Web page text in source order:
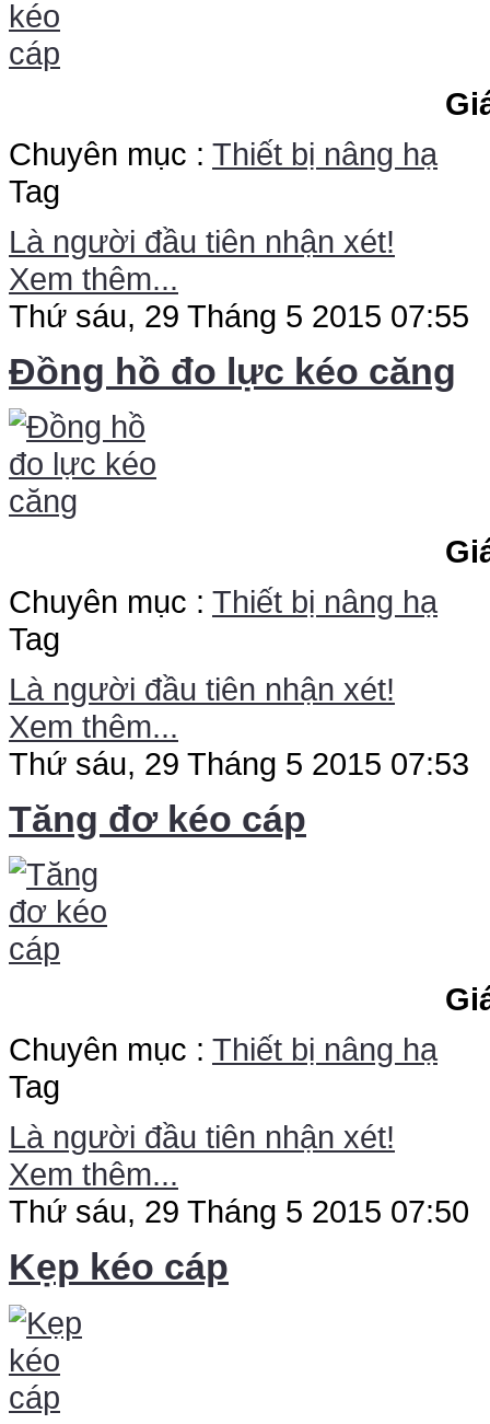
Chuyên mục : Thiết bị nâng hạ
Tag
Là người đầu tiên nhận xét!
Xem thêm...
Thứ sáu, 29 Tháng 5 2015 07:55
Đồng hồ đo lực kéo căng
Chuyên mục : Thiết bị nâng hạ
Tag
Là người đầu tiên nhận xét!
Xem thêm...
Thứ sáu, 29 Tháng 5 2015 07:53
Tăng đơ kéo cáp
Chuyên mục : Thiết bị nâng hạ
Tag
Là người đầu tiên nhận xét!
Xem thêm...
Thứ sáu, 29 Tháng 5 2015 07:50
Kẹp kéo cáp